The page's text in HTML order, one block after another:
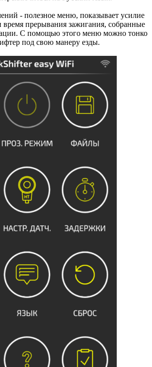
- полезное меню, показывает усилие
время прерывания зажигания, собранные
С помощью этого меню можно тонко
под свою манеру езды.